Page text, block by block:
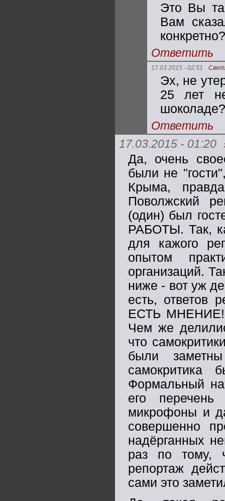
Это Вы
Вам
конкретно?
Ответить
17.03.2015 - 02:51
Эх, не
25 лет
шоколаде?
Ответить
17.03.2015 - 01:20
Да, очень
были не
Крыма,
Поволжский
(один) был
РАБОТЫ. Так,
для кажого
опытом
организаций.
ниже - вот уж
есть, ответов
ЕСТЬ МНЕНИЕ!
Чем же
что
были
самокритика
Формальный
его
микрофоны и
совершенно
надёрганных
раз по тому,
репортаж
сами это